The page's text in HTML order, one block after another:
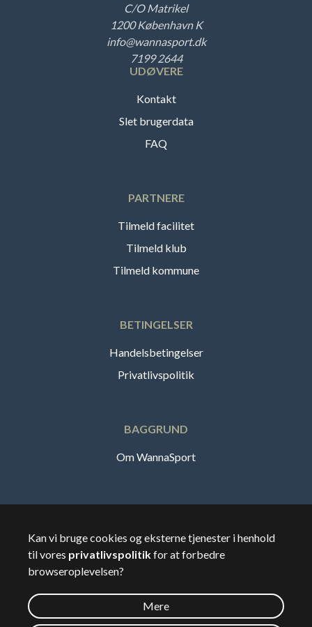
C/O Matrikel
1200 København K
info@wannasport.dk
7199 2644
UDØVERE
Kontakt
Slet brugerdata
FAQ
PARTNERE
Tilmeld facilitet
Tilmeld klub
Tilmeld kommune
BETINGELSER
Handelsbetingelser
Privatlivspolitik
BAGGRUND
Om WannaSport
🇸🇪Sverige
©2026Wannasport.dk
Kan vi bruge cookies og eksterne tjenester i henhold
til vores privatlivspolitikfor at forbedre
browseroplevelsen?
Mere